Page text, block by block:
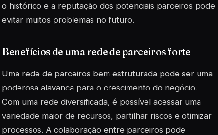
o histórico e a reputação dos potenciais parceiros pode
evitar muitos problemas no futuro.
Benefícios de uma rede de parceiros forte
Uma rede de parceiros bem estruturada pode ser uma
poderosa alavanca para o crescimento do negócio.
Com uma rede diversificada, é possível acessar uma
variedade maior de recursos, partilhar riscos e otimizar
processos. A colaboração entre parceiros pode